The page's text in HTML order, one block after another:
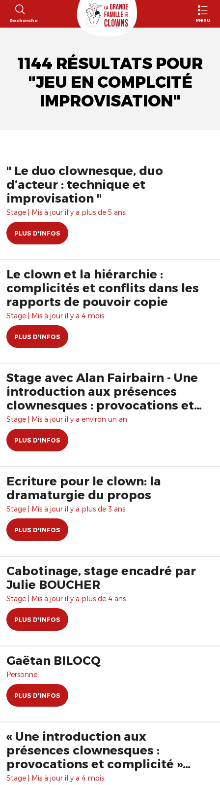
Recherche Menu
1144 RÉSULTATS POUR
"JEU EN COMPLCITÉ
IMPROVISATION"
" Le duo clownesque, duo
d’acteur : technique et
improvisation "
Stage | Mis à jour il y a plus de 5 ans.
PLUS D'INFOS
Le clown et la hiérarchie :
complicités et conflits dans les
rapports de pouvoir copie
Stage | Mis à jour il y a 4 mois.
PLUS D'INFOS
Stage avec Alan Fairbairn - Une
introduction aux présences
clownesques : provocations et
complicité
Stage | Mis à jour il y a environ un an.
PLUS D'INFOS
Ecriture pour le clown: la
dramaturgie du propos
Stage | Mis à jour il y a plus de 3 ans.
PLUS D'INFOS
Cabotinage, stage encadré par
Julie BOUCHER
Stage | Mis à jour il y a plus de 4 ans.
PLUS D'INFOS
Gaëtan BILOCQ
Personne
PLUS D'INFOS
« Une introduction aux
présences clownesques :
provocations et complicité »
avec Alan Fairbairn
Stage | Mis à jour il y a 4 mois.